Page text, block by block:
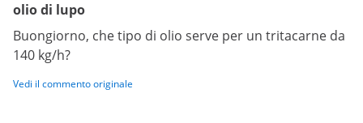
olio di lupo
Buongiorno, che tipo di olio serve per un tritacarne da
140 kg/h?
Vedi il commento originale